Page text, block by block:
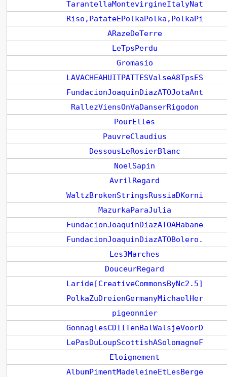
TarantellaMontevirgineItalyNat
Riso,PatateEPolkaPolka,PolkaPi
ARazeDeTerre
LeTpsPerdu
Gromasio
LAVACHEAHUITPATTESValseA8TpsES
FundacionJoaquinDiazATOJotaAnt
RallezViensOnVaDanserRigodon
PourElles
PauvreClaudius
DessousLeRosierBlanc
NoelSapin
AvrilRegard
WaltzBrokenStringsRussiaDKorni
MazurkaParaJulia
FundacionJoaquinDiazATOAHabane
FundacionJoaquinDiazATOBolero.
Les3Marches
DouceurRegard
Laride[CreativeCommonsByNc2.5]
PolkaZuDreienGermanyMichaelHer
pigeonnier
GonnaglesCDIITenBalWalsjeVoorD
LePasDuLoupScottishASolomagneF
Eloignement
AlbumPimentMadeleineEtLesBerge